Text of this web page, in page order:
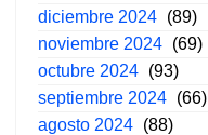
diciembre 2024 (89)
noviembre 2024 (69)
octubre 2024 (93)
septiembre 2024 (66)
agosto 2024 (88)